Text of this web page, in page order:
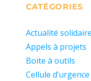
CATÉGORIES
Actualité solidaire
Appels à projets
Boite à outils
Cellule